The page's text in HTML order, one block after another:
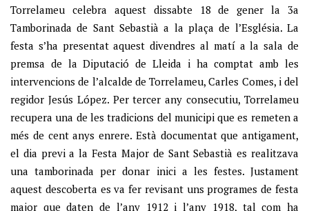
Torrelameu celebra aquest dissabte 18 de gener la 3a
Tamborinada de Sant Sebastià a la plaça de l’Església. La
festa s’ha presentat aquest divendres al matí a la sala de
premsa de la Diputació de Lleida i ha comptat amb les
intervencions de l’alcalde de Torrelameu, Carles Comes, i del
regidor Jesús López. Per tercer any consecutiu, Torrelameu
recupera una de les tradicions del municipi que es remeten a
més de cent anys enrere. Està documentat que antigament,
el dia previ a la Festa Major de Sant Sebastià es realitzava
una tamborinada per donar inici a les festes. Justament
aquest descoberta es va fer revisant uns programes de festa
major que daten de l’any 1912 i l’any 1918, tal com ha